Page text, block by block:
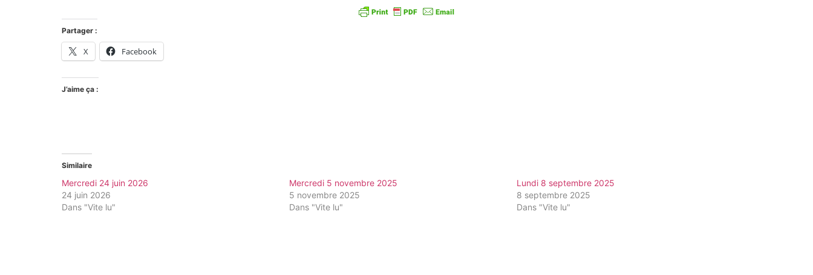
Partager :
X Facebook
J’aime ça :
Similaire
Mercredi 24 juin 2026
24 juin 2026
Dans "Vite lu"
Mercredi 5 novembre 2025
5 novembre 2025
Dans "Vite lu"
Lundi 8 septembre 2025
8 septembre 2025
Dans "Vite lu"